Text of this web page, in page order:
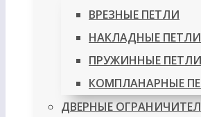
ВРЕЗНЫЕ ПЕТЛИ
НАКЛАДНЫЕ ПЕТЛИ
ПРУЖИННЫЕ
КОМПЛАНАРНЫЕ
ДВЕРНЫЕ